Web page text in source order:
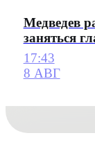
Медведев
заняться
17:43
8 АВГ